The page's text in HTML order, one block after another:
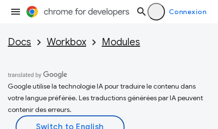
Connexion
Docs Workbox Modules
Google utilise la technologie IA pour traduire le contenu dans
votre langue préférée. Les traductions générées par IA peuvent
contenir des erreurs.